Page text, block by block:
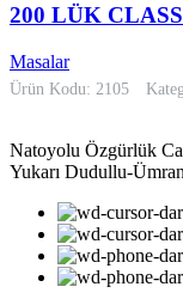
200 LÜK
Masalar
Ürün Kodu: 2105
Natoyolu Özgürlük
Yukarı Dudullu-